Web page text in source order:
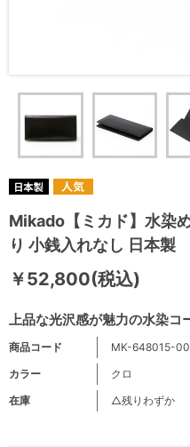
Mikado【ミカド】水染
り 小銭入れなし 日本製
上品な光沢感が魅力の水染コ
￥52,800(税込)
商品コード
MK-648015-
カラー
クロ
在庫
△残りわずか